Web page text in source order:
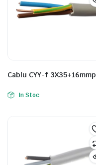
Cablu CYY-f 3X35+16mmp
In Stoc